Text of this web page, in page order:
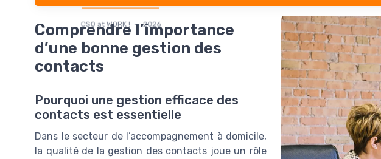
CSO at WORK ! — 2026
Comprendre l’importance
d’une bonne gestion des
contacts
Pourquoi une gestion efficace des
contacts est essentielle
Dans le secteur de l’accompagnement à domicile,
la qualité de la gestion des contacts joue un rôle